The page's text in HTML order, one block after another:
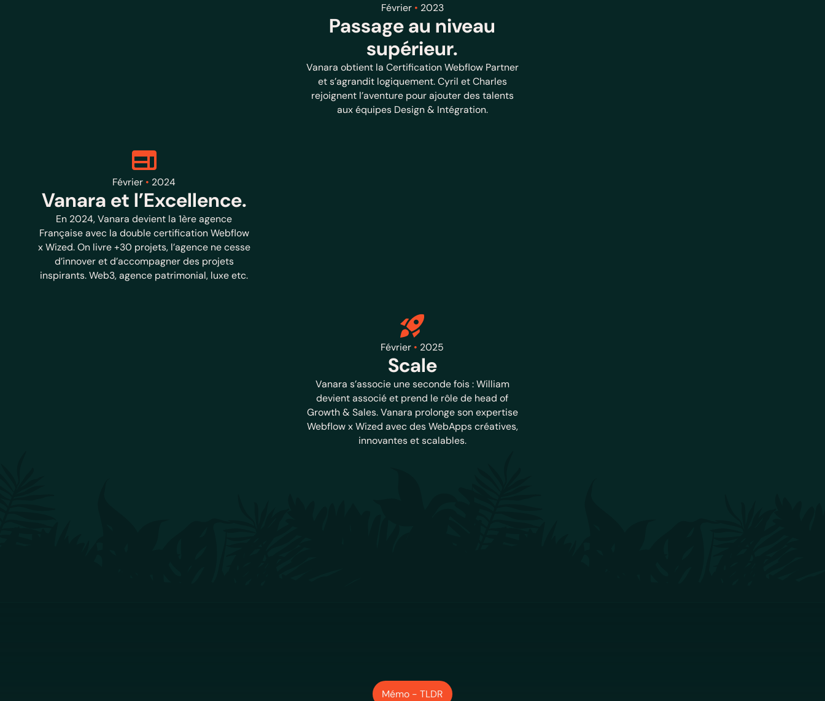
Février • 2023
Passage au niveau
supérieur.
Vanara obtient la Certification Webflow Partner
et s’agrandit logiquement. Cyril et Charles
rejoignent l’aventure pour ajouter des talents
aux équipes Design & Intégration.
Février • 2024
Vanara et l’Excellence.
En 2024, Vanara devient la 1ère agence
Française avec la double certification Webflow
x Wized. On livre +30 projets, l’agence ne cesse
d’innover et d’accompagner des projets
inspirants. Web3, agence patrimonial, luxe etc.
Février • 2025
Scale
Vanara s’associe une seconde fois : William
devient associé et prend le rôle de head of
Growth & Sales. Vanara prolonge son expertise
Webflow x Wized avec des WebApps créatives,
innovantes et scalables.
Mémo - TLDR